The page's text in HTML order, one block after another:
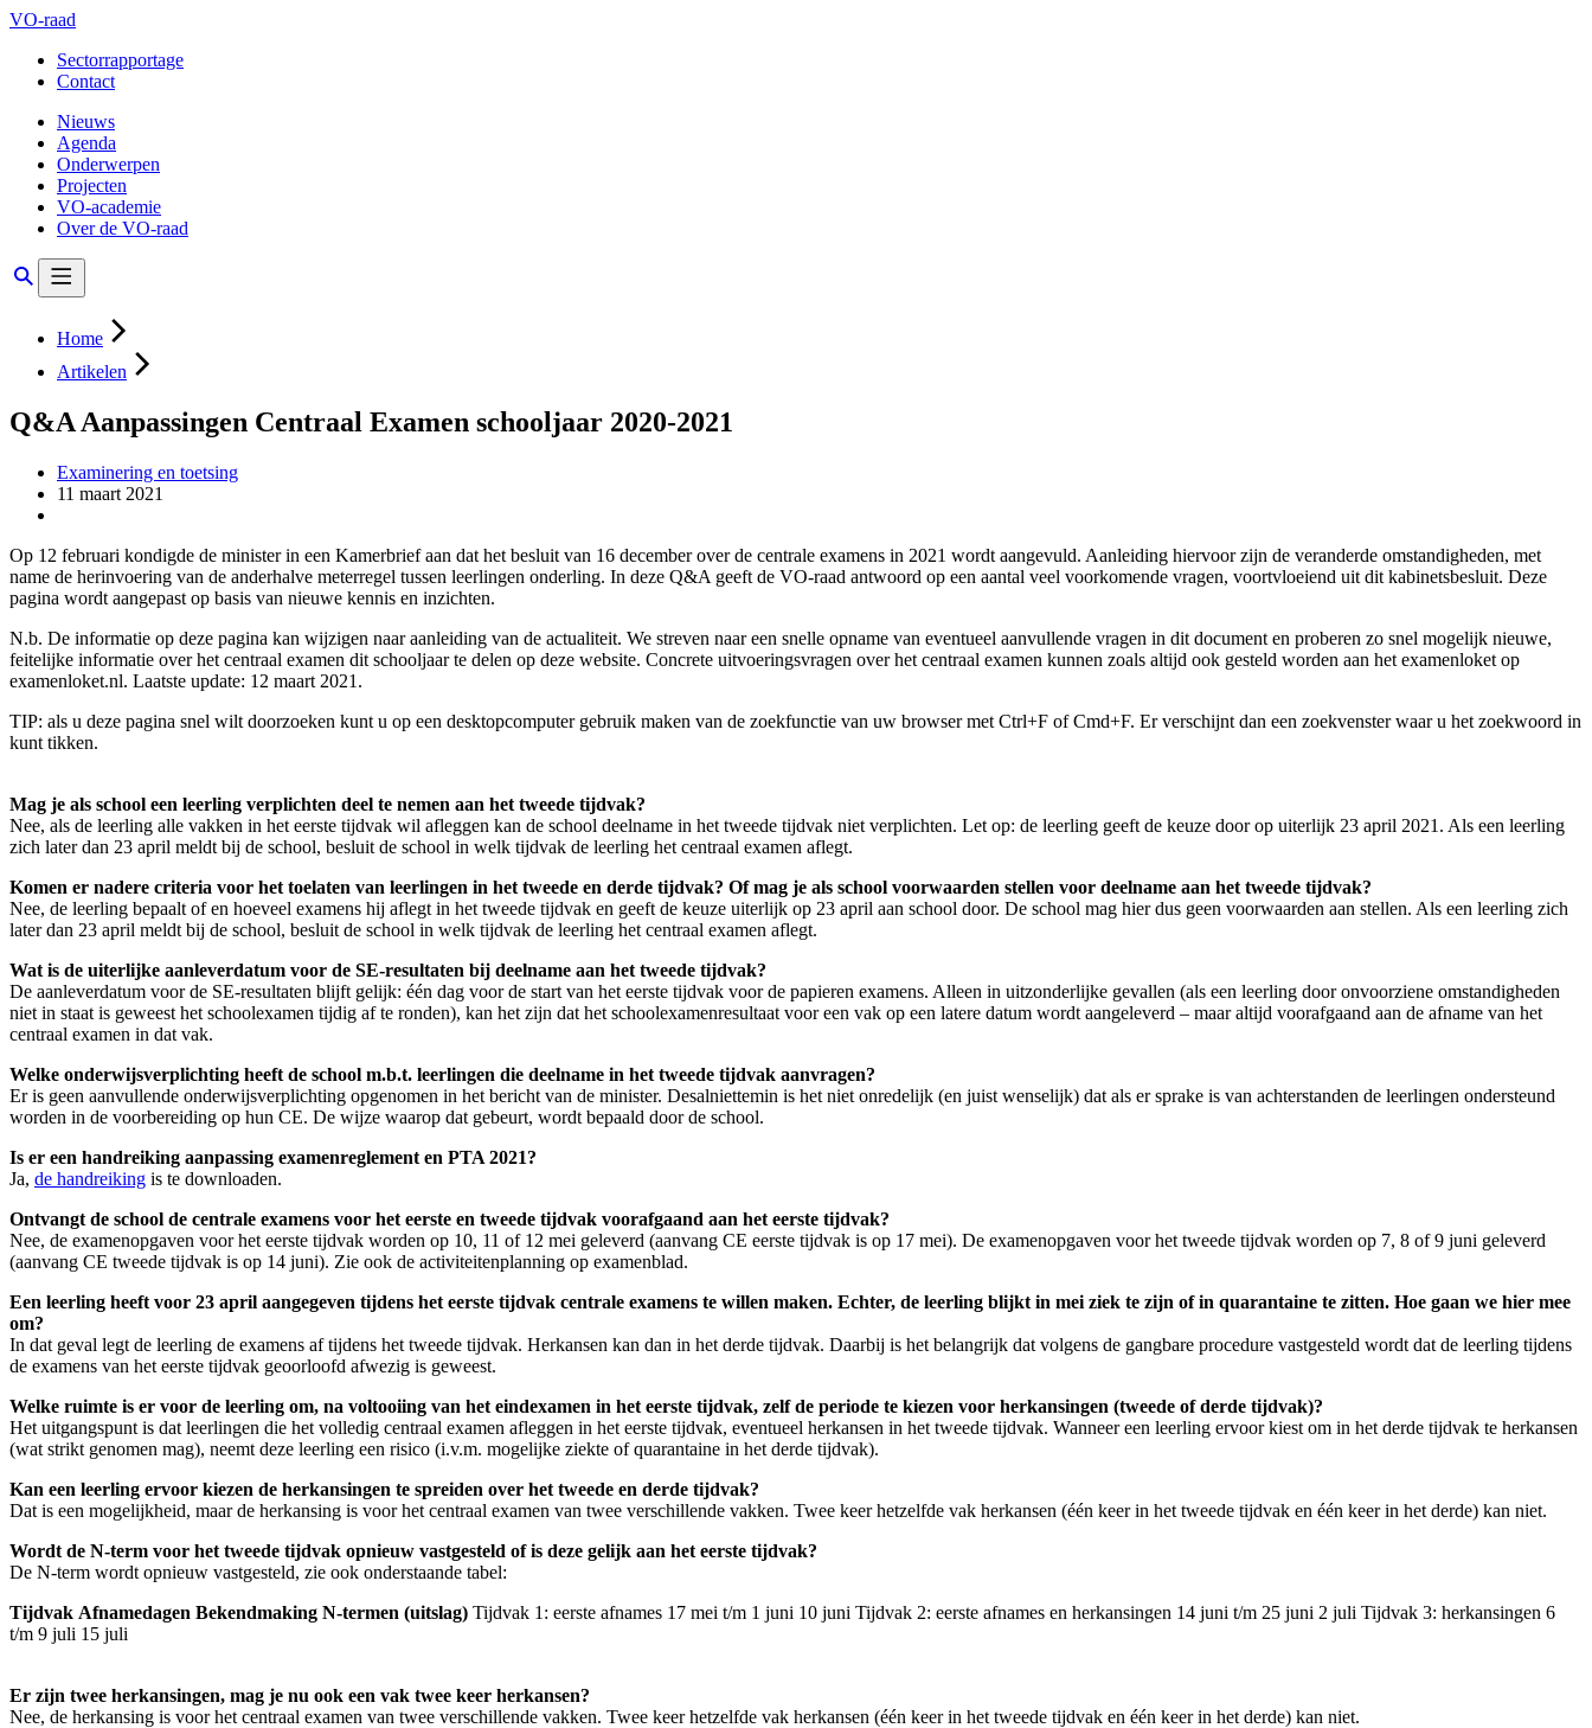
VO-raad
Sectorrapportage
Contact
Nieuws
Agenda
Onderwerpen
Projecten
VO-academie
Over de VO-raad
Home
Artikelen
Q&A Aanpassingen Centraal Examen schooljaar 2020-2021
Examinering en toetsing
11 maart 2021
Op 12 februari kondigde de minister in een Kamerbrief aan dat het besluit van 16 december over de centrale examens in 2021 wordt aangevuld. Aanleiding hiervoor zijn de veranderde omstandigheden, met
name de herinvoering van de anderhalve meterregel tussen leerlingen onderling. In deze Q&A geeft de VO-raad antwoord op een aantal veel voorkomende vragen, voortvloeiend uit dit kabinetsbesluit. Deze
pagina wordt aangepast op basis van nieuwe kennis en inzichten.
N.b. De informatie op deze pagina kan wijzigen naar aanleiding van de actualiteit. We streven naar een snelle opname van eventueel aanvullende vragen in dit document en proberen zo snel mogelijk nieuwe,
feitelijke informatie over het centraal examen dit schooljaar te delen op deze website. Concrete uitvoeringsvragen over het centraal examen kunnen zoals altijd ook gesteld worden aan het examenloket op
examenloket.nl. Laatste update: 12 maart 2021.
TIP: als u deze pagina snel wilt doorzoeken kunt u op een desktopcomputer gebruik maken van de zoekfunctie van uw browser met Ctrl+F of Cmd+F. Er verschijnt dan een zoekvenster waar u het zoekwoord in
kunt tikken.
Mag je als school een leerling verplichten deel te nemen aan het tweede tijdvak?
Nee, als de leerling alle vakken in het eerste tijdvak wil afleggen kan de school deelname in het tweede tijdvak niet verplichten. Let op: de leerling geeft de keuze door op uiterlijk 23 april 2021. Als een leerling
zich later dan 23 april meldt bij de school, besluit de school in welk tijdvak de leerling het centraal examen aflegt.
Komen er nadere criteria voor het toelaten van leerlingen in het tweede en derde tijdvak? Of mag je als school voorwaarden stellen voor deelname aan het tweede tijdvak?
Nee, de leerling bepaalt of en hoeveel examens hij aflegt in het tweede tijdvak en geeft de keuze uiterlijk op 23 april aan school door. De school mag hier dus geen voorwaarden aan stellen. Als een leerling zich
later dan 23 april meldt bij de school, besluit de school in welk tijdvak de leerling het centraal examen aflegt.
Wat is de uiterlijke aanleverdatum voor de SE-resultaten bij deelname aan het tweede tijdvak?
De aanleverdatum voor de SE-resultaten blijft gelijk: één dag voor de start van het eerste tijdvak voor de papieren examens. Alleen in uitzonderlijke gevallen (als een leerling door onvoorziene omstandigheden
niet in staat is geweest het schoolexamen tijdig af te ronden), kan het zijn dat het schoolexamenresultaat voor een vak op een latere datum wordt aangeleverd – maar altijd voorafgaand aan de afname van het
centraal examen in dat vak.
Welke onderwijsverplichting heeft de school m.b.t. leerlingen die deelname in het tweede tijdvak aanvragen?
Er is geen aanvullende onderwijsverplichting opgenomen in het bericht van de minister. Desalniettemin is het niet onredelijk (en juist wenselijk) dat als er sprake is van achterstanden de leerlingen ondersteund
worden in de voorbereiding op hun CE. De wijze waarop dat gebeurt, wordt bepaald door de school.
Is er een handreiking aanpassing examenreglement en PTA 2021?
Ja, de handreiking is te downloaden.
Ontvangt de school de centrale examens voor het eerste en tweede tijdvak voorafgaand aan het eerste tijdvak?
Nee, de examenopgaven voor het eerste tijdvak worden op 10, 11 of 12 mei geleverd (aanvang CE eerste tijdvak is op 17 mei). De examenopgaven voor het tweede tijdvak worden op 7, 8 of 9 juni geleverd
(aanvang CE tweede tijdvak is op 14 juni). Zie ook de activiteitenplanning op examenblad.
Een leerling heeft voor 23 april aangegeven tijdens het eerste tijdvak centrale examens te willen maken. Echter, de leerling blijkt in mei ziek te zijn of in quarantaine te zitten. Hoe gaan we hier mee
om?
In dat geval legt de leerling de examens af tijdens het tweede tijdvak. Herkansen kan dan in het derde tijdvak. Daarbij is het belangrijk dat volgens de gangbare procedure vastgesteld wordt dat de leerling tijdens
de examens van het eerste tijdvak geoorloofd afwezig is geweest.
Welke ruimte is er voor de leerling om, na voltooiing van het eindexamen in het eerste tijdvak, zelf de periode te kiezen voor herkansingen (tweede of derde tijdvak)?
Het uitgangspunt is dat leerlingen die het volledig centraal examen afleggen in het eerste tijdvak, eventueel herkansen in het tweede tijdvak. Wanneer een leerling ervoor kiest om in het derde tijdvak te herkansen
(wat strikt genomen mag), neemt deze leerling een risico (i.v.m. mogelijke ziekte of quarantaine in het derde tijdvak).
Kan een leerling ervoor kiezen de herkansingen te spreiden over het tweede en derde tijdvak?
Dat is een mogelijkheid, maar de herkansing is voor het centraal examen van twee verschillende vakken. Twee keer hetzelfde vak herkansen (één keer in het tweede tijdvak en één keer in het derde) kan niet.
Wordt de N-term voor het tweede tijdvak opnieuw vastgesteld of is deze gelijk aan het eerste tijdvak?
De N-term wordt opnieuw vastgesteld, zie ook onderstaande tabel:
Tijdvak Afnamedagen Bekendmaking N-termen (uitslag) Tijdvak 1: eerste afnames 17 mei t/m 1 juni 10 juni Tijdvak 2: eerste afnames en herkansingen 14 juni t/m 25 juni 2 juli Tijdvak 3: herkansingen 6
t/m 9 juli 15 juli
Er zijn twee herkansingen, mag je nu ook een vak twee keer herkansen?
Nee, de herkansing is voor het centraal examen van twee verschillende vakken. Twee keer hetzelfde vak herkansen (één keer in het tweede tijdvak en één keer in het derde) kan niet.